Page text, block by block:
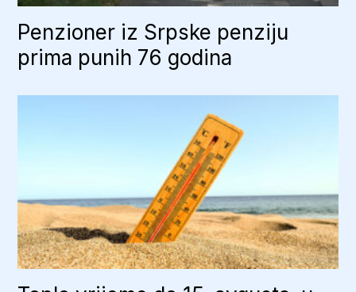
Penzioner iz Srpske penziju
prima punih 76 godina